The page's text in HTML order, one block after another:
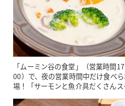
「ムーミン谷の食堂」（営業時間
00）で、夜の営業時間中だけ食べ
場！「サーモンと魚介具だくさんス